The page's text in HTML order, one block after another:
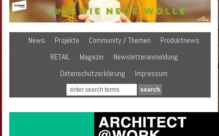
News Projekte Community / Themen
Produktnews
RETAIL
Magazin
Newsletteranmeldung
Datenschutzerklärung
Impressum